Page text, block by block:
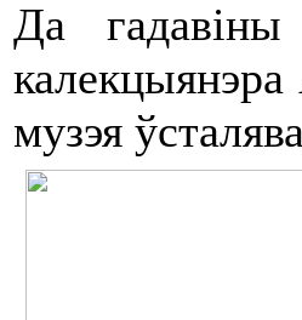
Да гадавіны
калекцыянэра
музэя